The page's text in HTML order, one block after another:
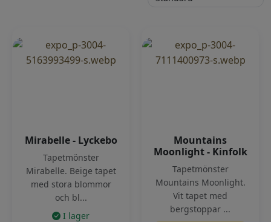
Mirabelle - Lyckebo
Tapetmönster
Mirabelle. Beige tapet
med stora blommor
och bl...
I lager
Mountains
Moonlight - Kinfolk
Tapetmönster
Mountains Moonlight.
Vit tapet med
bergstoppar ...